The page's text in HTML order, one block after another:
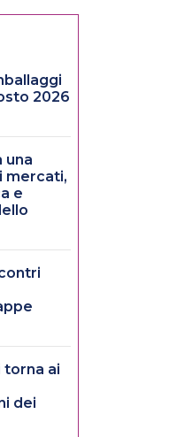
2026
una
mercati,
e
torna ai
dei